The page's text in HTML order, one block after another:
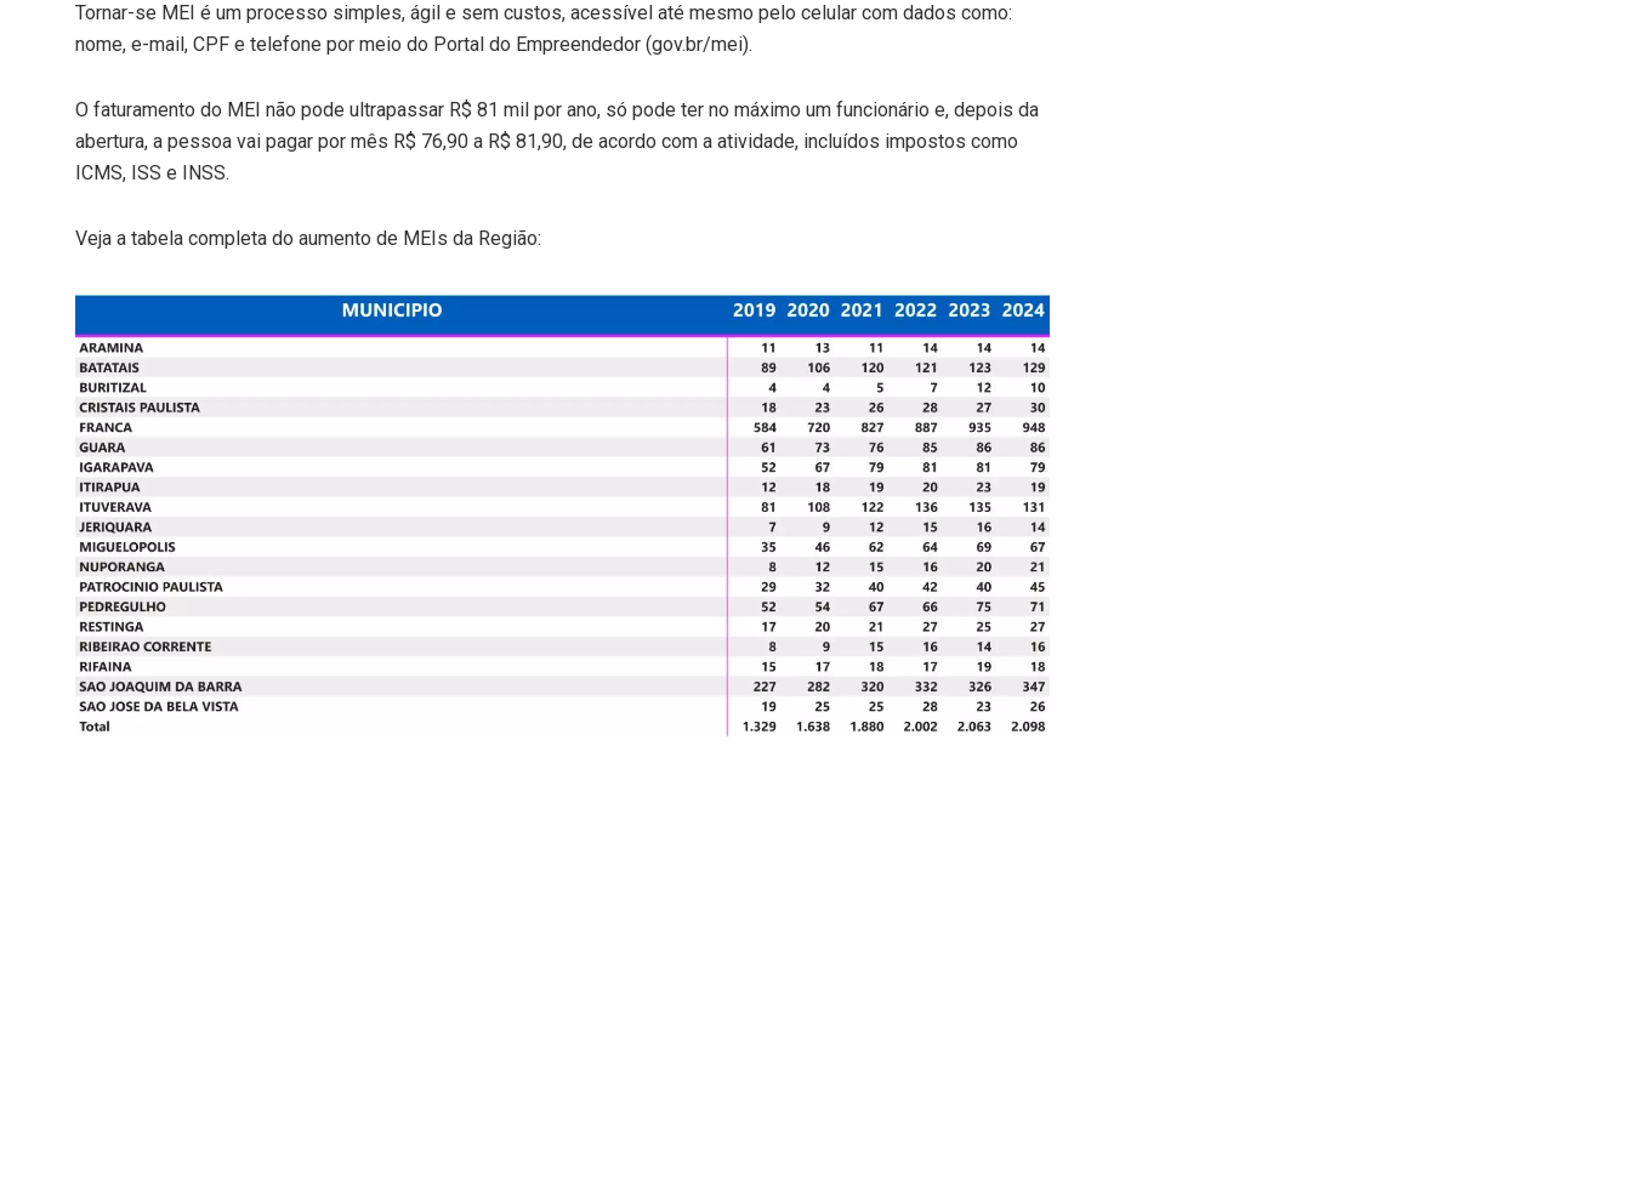
Tornar-se MEI é um processo simples, ágil e sem custos, acessível até mesmo pelo celular com dados como:
nome, e-mail, CPF e telefone por meio do Portal do Empreendedor (gov.br/mei).
O faturamento do MEI não pode ultrapassar R$ 81 mil por ano, só pode ter no máximo um funcionário e, depois da
abertura, a pessoa vai pagar por mês R$ 76,90 a R$ 81,90, de acordo com a atividade, incluídos impostos como
ICMS, ISS e INSS.
Veja a tabela completa do aumento de MEIs da Região: